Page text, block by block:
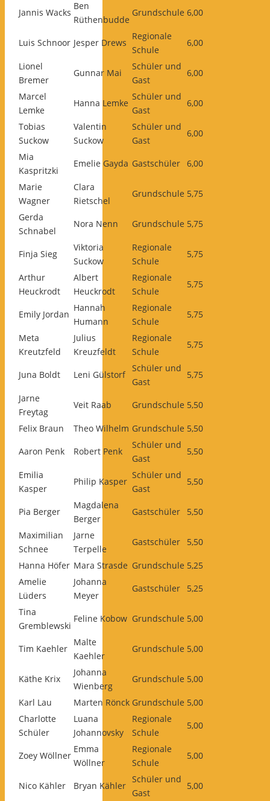
Jannis Wacks
Ben
Rüthenbudde
Grundschule 6,00
Luis Schnoor Jesper Drews
Regionale
Schule
6,00
Lionel
Bremer
Gunnar Mai
Schüler und
Gast
6,00
Marcel
Lemke
Hanna Lemke
Schüler und
Gast
6,00
Tobias
Suckow
Valentin
Suckow
Schüler und
Gast
6,00
Mia
Kaspritzki
Emelie Gayda Gastschüler 6,00
Marie
Wagner
Clara
Rietschel
Grundschule 5,75
Gerda
Schnabel
Nora Nenn Grundschule 5,75
Finja Sieg
Viktoria
Suckow
Regionale
Schule
5,75
Arthur
Heuckrodt
Albert
Heuckrodt
Regionale
Schule
5,75
Emily Jordan
Hannah
Humann
Regionale
Schule
5,75
Meta
Kreutzfeld
Julius
Kreuzfeldt
Regionale
Schule
5,75
Juna Boldt Leni Gülstorf
Schüler und
Gast
5,75
Jarne
Freytag
Veit Raab Grundschule 5,50
Felix Braun Theo Wilhelm Grundschule 5,50
Aaron Penk
Robert Penk
Schüler und
Gast
5,50
Emilia
Kasper
Philip Kasper
Schüler und
Gast
5,50
Pia Berger
Magdalena
Berger
Gastschüler 5,50
Maximilian
Schnee
Jarne
Terpelle
Gastschüler 5,50
Hanna Höfer Mara Strasde Grundschule 5,25
Amelie
Lüders
Johanna
Meyer
Gastschüler 5,25
Tina
Gremblewski
Feline Kobow Grundschule 5,00
Tim Kaehler
Malte
Kaehler
Grundschule 5,00
Käthe Krix
Johanna
Wienberg
Grundschule 5,00
Karl Lau Marten Rönck Grundschule 5,00
Charlotte
Schüler
Luana
Johannovsky
Regionale
Schule
5,00
Zoey Wöllner
Emma
Wöllner
Regionale
Schule
5,00
Nico Kähler Bryan Kähler
Schüler und
Gast
5,00